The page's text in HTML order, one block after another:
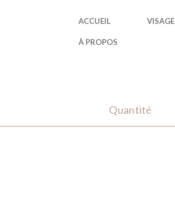
ACCUEIL VISAGE
À PROPOS
Quantité